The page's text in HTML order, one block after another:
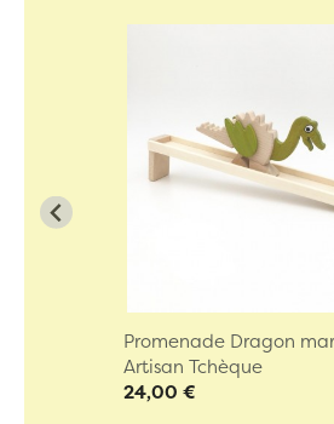
Promenade Dragon
Artisan Tchèque
24,00 €